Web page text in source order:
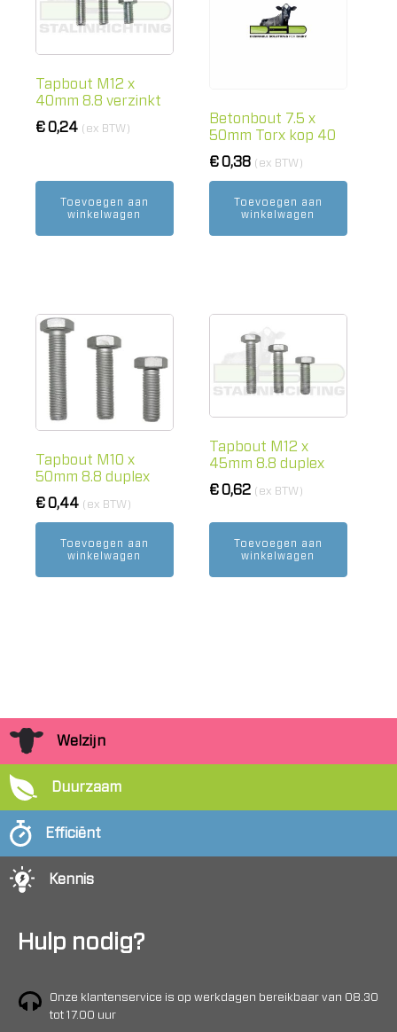
Tapbout M12 x
40mm 8.8 verzinkt
€0,24 (ex BTW)
Toevoegen aan
winkelwagen
Betonbout 7.5 x
50mm Torx kop 40
€0,38 (ex BTW)
Toevoegen aan
winkelwagen
Tapbout M10 x
50mm 8.8 duplex
€0,44 (ex BTW)
Toevoegen aan
winkelwagen
Tapbout M12 x
45mm 8.8 duplex
€0,62 (ex BTW)
Toevoegen aan
winkelwagen
Welzijn
Duurzaam
Efficiënt
Kennis
Hulp nodig?
Onze klantenservice is op werkdagen bereikbaar van 08.30
tot 17.00 uur